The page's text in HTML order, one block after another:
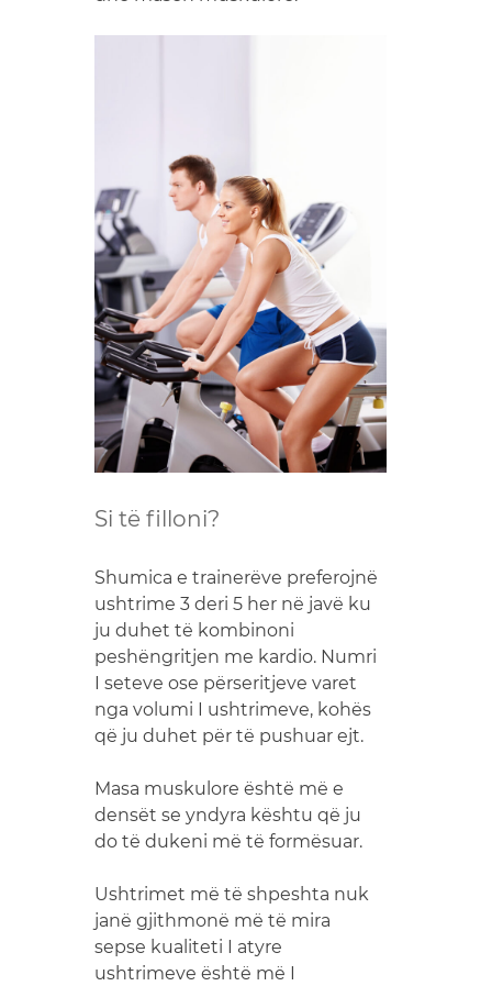
Si të filloni?
Shumica e trainerëve preferojnë
ushtrime 3 deri 5 her në javë ku
ju duhet të kombinoni
peshëngritjen me kardio. Numri
I seteve ose përseritjeve varet
nga volumi I ushtrimeve, kohës
që ju duhet për të pushuar ejt.
Masa muskulore është më e
densët se yndyra kështu që ju
do të dukeni më të formësuar.
Ushtrimet më të shpeshta nuk
janë gjithmonë më të mira
sepse kualiteti I atyre
ushtrimeve është më I